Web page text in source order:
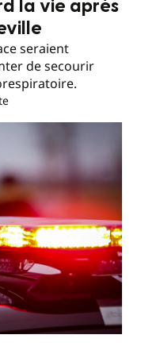
la vie après
seraient
de secourir